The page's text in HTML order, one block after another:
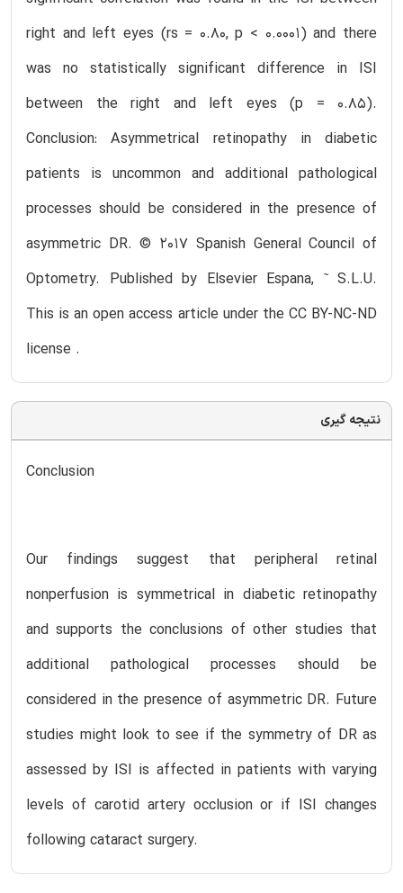
right and left eyes (rs = 0.80, p < 0.0001) and there
was no statistically significant difference in ISI
between the right and left eyes (p = 0.85).
Conclusion: Asymmetrical retinopathy in diabetic
patients is uncommon and additional pathological
processes should be considered in the presence of
asymmetric DR. © 2017 Spanish General Council of
Optometry. Published by Elsevier Espana, ˜ S.L.U.
This is an open access article under the CC BY-NC-ND
license .
نتیجه گیری
Conclusion
Our findings suggest that peripheral retinal
nonperfusion is symmetrical in diabetic retinopathy
and supports the conclusions of other studies that
additional pathological processes should be
considered in the presence of asymmetric DR. Future
studies might look to see if the symmetry of DR as
assessed by ISI is affected in patients with varying
levels of carotid artery occlusion or if ISI changes
following cataract surgery.